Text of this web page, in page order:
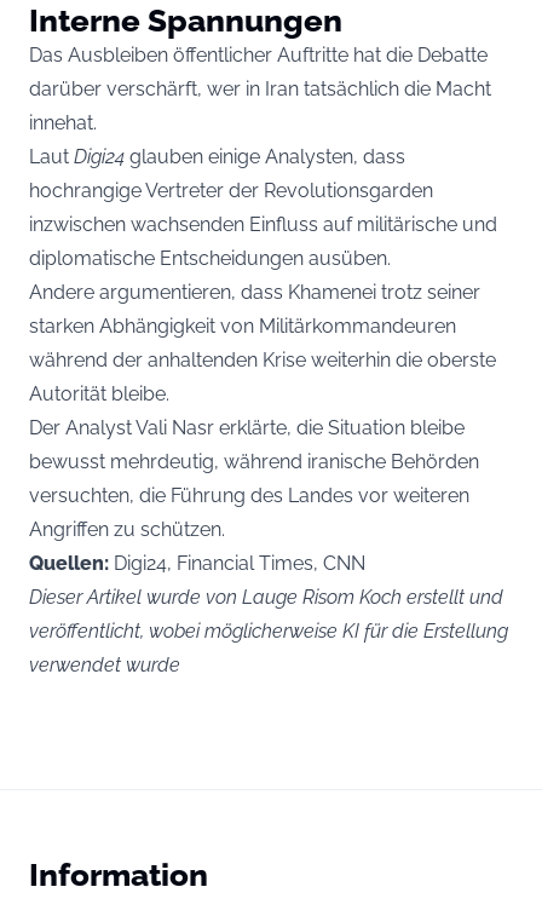
Interne Spannungen
Das Ausbleiben öffentlicher Auftritte hat die Debatte
darüber verschärft, wer in Iran tatsächlich die Macht
innehat.
Laut Digi24 glauben einige Analysten, dass
hochrangige Vertreter der Revolutionsgarden
inzwischen wachsenden Einfluss auf militärische und
diplomatische Entscheidungen ausüben.
Andere argumentieren, dass Khamenei trotz seiner
starken Abhängigkeit von Militärkommandeuren
während der anhaltenden Krise weiterhin die oberste
Autorität bleibe.
Der Analyst Vali Nasr erklärte, die Situation bleibe
bewusst mehrdeutig, während iranische Behörden
versuchten, die Führung des Landes vor weiteren
Angriffen zu schützen.
Quellen: Digi24, Financial Times, CNN
Dieser Artikel wurde von Lauge Risom Koch erstellt und
veröffentlicht, wobei möglicherweise KI für die Erstellung
verwendet wurde
Information